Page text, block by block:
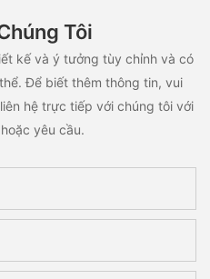
Tôi
kế và ý tưởng tùy chỉnh và có
Để biết thêm thông tin, vui
hệ trực tiếp với chúng tôi với
yêu cầu.